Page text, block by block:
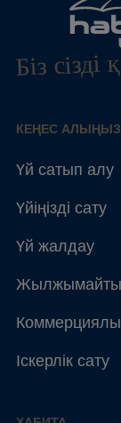
Біз
КЕҢЕС АЛЫҢЫЗ
Үй сатып алу
Үйіңізді сату
Үй жалдау
Жылжымайтын
Іскерлік сату